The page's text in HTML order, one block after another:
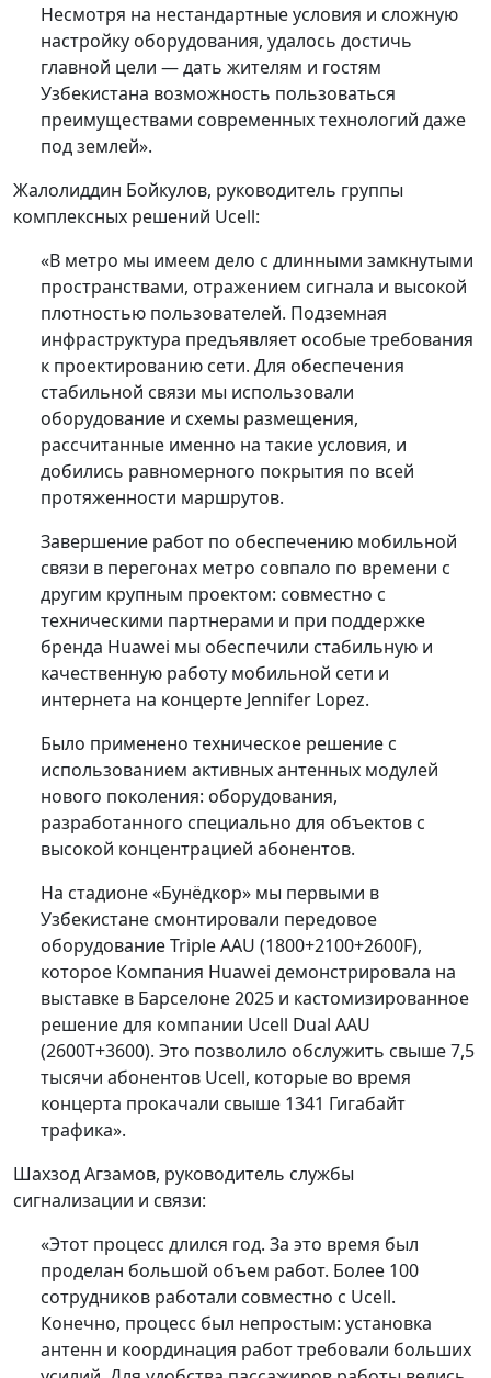
Несмотря на нестандартные условия и сложную
настройку оборудования, удалось достичь
главной цели — дать жителям и гостям
Узбекистана возможность пользоваться
преимуществами современных технологий даже
под землей».
Жалолиддин Бойкулов, руководитель группы
комплексных решений Ucell:
«В метро мы имеем дело с длинными замкнутыми
пространствами, отражением сигнала и высокой
плотностью пользователей. Подземная
инфраструктура предъявляет особые требования
к проектированию сети. Для обеспечения
стабильной связи мы использовали
оборудование и схемы размещения,
рассчитанные именно на такие условия, и
добились равномерного покрытия по всей
протяженности маршрутов.
Завершение работ по обеспечению мобильной
связи в перегонах метро совпало по времени с
другим крупным проектом: совместно с
техническими партнерами и при поддержке
бренда Huawei мы обеспечили стабильную и
качественную работу мобильной сети и
интернета на концерте Jennifer Lopez.
Было применено техническое решение с
использованием активных антенных модулей
нового поколения: оборудования,
разработанного специально для объектов с
высокой концентрацией абонентов.
На стадионе «Бунёдкор» мы первыми в
Узбекистане смонтировали передовое
оборудование Triple AAU (1800+2100+2600F),
которое Компания Huawei демонстрировала на
выставке в Барселоне 2025 и кастомизированное
решение для компании Ucell Dual AAU
(2600T+3600). Это позволило обслужить свыше 7,5
тысячи абонентов Ucell, которые во время
концерта прокачали свыше 1341 Гигабайт
трафика».
Шахзод Агзамов, руководитель службы
сигнализации и связи:
«Этот процесс длился год. За это время был
проделан большой объем работ. Более 100
сотрудников работали совместно с Ucell.
Конечно, процесс был непростым: установка
антенн и координация работ требовали больших